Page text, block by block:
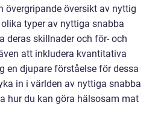
övergripande översikt av nyttig
typer av nyttiga snabba
deras skillnader och för- och
att inkludera kvantitativa
en djupare förståelse för dessa
in i världen av nyttiga snabba
hur du kan göra hälsosam mat